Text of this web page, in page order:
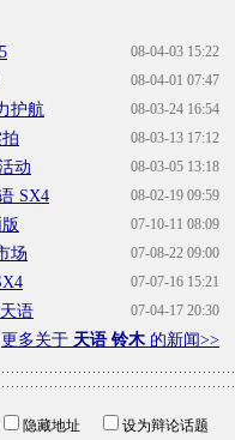
08-04-03 15:22
08-04-01 07:47
08-03-24 16:54
护航
08-03-13 17:12
08-03-05 13:18
动
08-02-19 09:59
SX4
07-10-11 08:09
07-08-22 09:00
场
07-07-16 15:21
07-04-17 20:30
语
更多关于 天语 铃木的新闻>>
隐藏地址
设为辩论话题